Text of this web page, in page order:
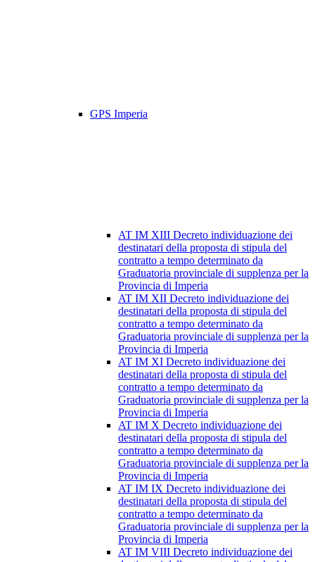
GPS Imperia
AT IM XIII Decreto individuazione dei
destinatari della proposta di stipula del
contratto a tempo determinato da
Graduatoria provinciale di supplenza per la
Provincia di Imperia
AT IM XII Decreto individuazione dei
destinatari della proposta di stipula del
contratto a tempo determinato da
Graduatoria provinciale di supplenza per la
Provincia di Imperia
AT IM XI Decreto individuazione dei
destinatari della proposta di stipula del
contratto a tempo determinato da
Graduatoria provinciale di supplenza per la
Provincia di Imperia
AT IM X Decreto individuazione dei
destinatari della proposta di stipula del
contratto a tempo determinato da
Graduatoria provinciale di supplenza per la
Provincia di Imperia
AT IM IX Decreto individuazione dei
destinatari della proposta di stipula del
contratto a tempo determinato da
Graduatoria provinciale di supplenza per la
Provincia di Imperia
AT IM VIII Decreto individuazione dei